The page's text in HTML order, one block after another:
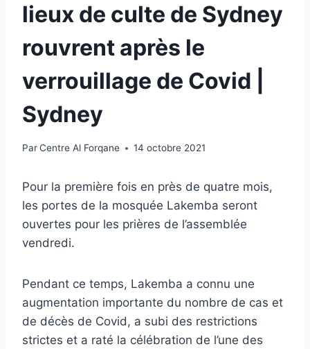
lieux de culte de Sydney
rouvrent après le
verrouillage de Covid |
Sydney
ParCentre Al Forqane 14 octobre 2021
Pour la première fois en près de quatre mois,
les portes de la mosquée Lakemba seront
ouvertes pour les prières de l’assemblée
vendredi.
Pendant ce temps, Lakemba a connu une
augmentation importante du nombre de cas et
de décès de Covid, a subi des restrictions
strictes et a raté la célébration de l’une des